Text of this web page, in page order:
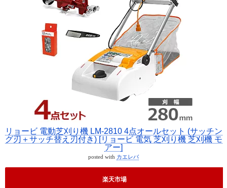
リョービ 電動芝刈り機 LM-2810 4点オールセット (サッチン
グ刃＋サッチ替え刃付き) [リョービ 電気 芝刈り機 芝刈機 モ
アー]
posted with カエレバ
楽天市場